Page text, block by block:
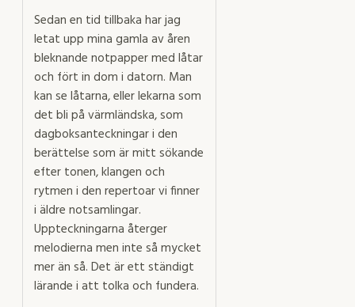
Sedan en tid tillbaka har jag
letat upp mina gamla av åren
bleknande notpapper med låtar
och fört in dom i datorn. Man
kan se låtarna, eller lekarna som
det bli på värmländska, som
dagboksanteckningar i den
berättelse som är mitt sökande
efter tonen, klangen och
rytmen i den repertoar vi finner
i äldre notsamlingar.
Uppteckningarna återger
melodierna men inte så mycket
mer än så. Det är ett ständigt
lärande i att tolka och fundera.